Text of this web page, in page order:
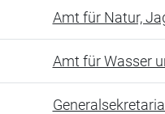
Amt für Natur,
Amt für Wasser